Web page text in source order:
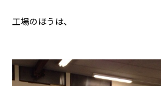
工場のほうは、